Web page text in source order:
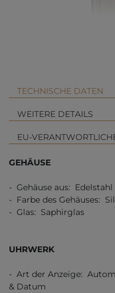
TECHNISCHE DATEN
WEITERE DETAILS
EU-
GEHÄUSE
- Gehäuse aus: Edelstahl
- Farbe des Gehäuses:
- Glas: Saphirglas
UHRWERK
- Art der Anzeige:
& Datum